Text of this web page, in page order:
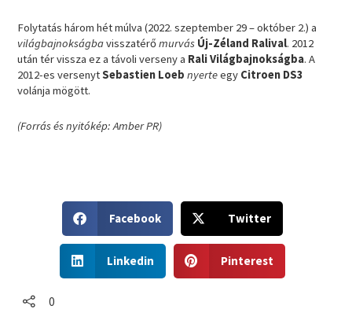
Folytatás három hét múlva (2022. szeptember 29 – október 2.) a
világbajnokságbavisszatérőmurvás Új-Zéland Ralival. 2012
után tér vissza ez a távoli verseny a Rali Világbajnokságba. A
2012-es versenytSebastien Loeb nyerteegy Citroen DS3
volánja mögött.
(Forrás és nyitókép: Amber PR)
h
a
r
Facebook
h
a
Twitter
h
a
Linkedin
h
a
Pinterest
0